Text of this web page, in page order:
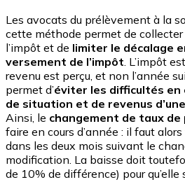
Les avocats du prélèvement à la
cette méthode permet de
l’impôt et de limiter le décalage
versement de l’impôt. L’impôt
revenu est perçu, et non l’année
permet d’éviter les difficultés en
de situation et de revenus
Ainsi, le changement de taux
faire en cours d’année : il faut
dans les deux mois suivant le
modification. La baisse doit
de 10% de différence) pour qu’elle